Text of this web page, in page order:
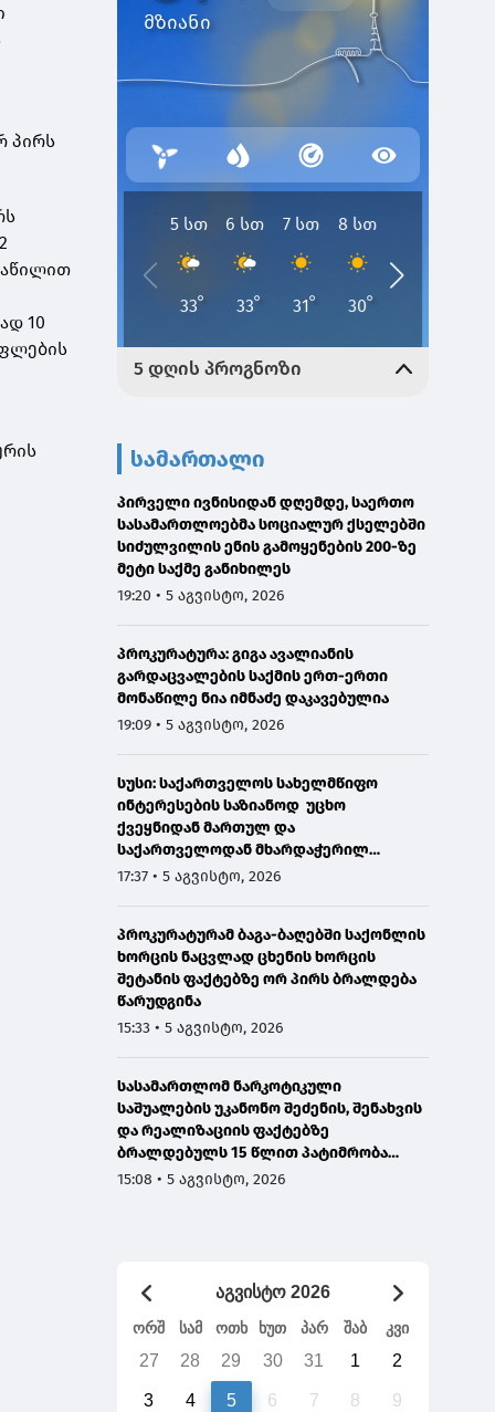
პირს
10
სამართალი
პირველი ივნისიდან დღემდე, საერთო
სასამართლოებმა სოციალურ ქსელებში
სიძულვილის ენის გამოყენების 200-ზე
მეტი საქმე განიხილეს
19:20 • 5 აგვისტო, 2026
პროკურატურა: გიგა ავალიანის
გარდაცვალების საქმის ერთ-ერთი
მონაწილე ნია იმნაძე დაკავებულია
19:09 • 5 აგვისტო, 2026
სუსი: საქართველოს სახელმწიფო
ინტერესების საზიანოდ უცხო
ქვეყნიდან მართულ და
საქართველოდან მხარდაჭერილ
დისკრედიტაციულ საინფორმაციო
17:37 • 5 აგვისტო, 2026
პროკურატურამ ბაგა-ბაღებში საქონლის
ხორცის ნაცვლად ცხენის ხორცის
შეტანის ფაქტებზე ორ პირს ბრალდება
წარუდგინა
15:33 • 5 აგვისტო, 2026
სასამართლომ ნარკოტიკული
საშუალების უკანონო შეძენის, შენახვის
და რეალიზაციის ფაქტებზე
ბრალდებულს 15 წლით პატიმრობა
მიუსაჯა
15:08 • 5 აგვისტო, 2026
აგვისტო 2026
ორშ სამ ოთხ ხუთ პარ შაბ კვი
27 28 29 30 31 1 2
3 4 5 6 7 8 9